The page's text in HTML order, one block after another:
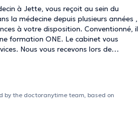
à Jette, vous reçoit au sein du
la médecine depuis plusieurs années ,
à votre disposition. Conventionné, il
ONE. Le cabinet vous
Nous vous recevons lors de
(prises de sang,test PCR-
by the doctoranytime team, based on